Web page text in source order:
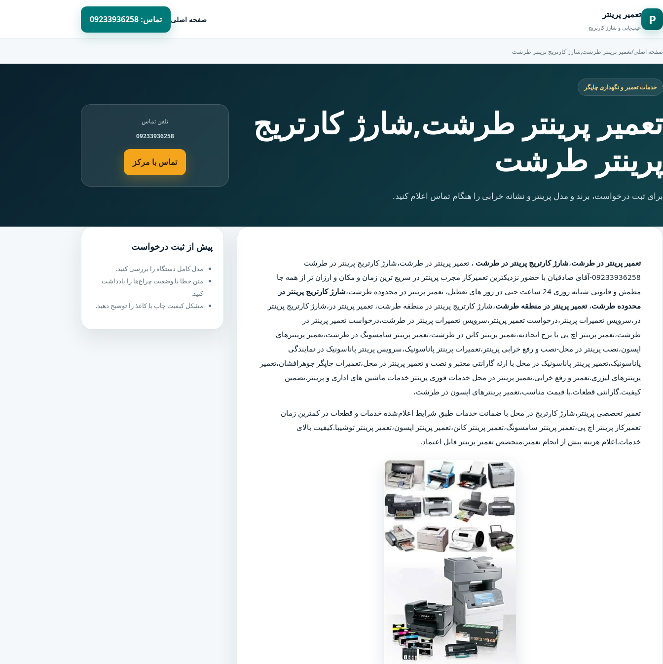
P تعمیر پرینتر
عیب‌یابی و شارژ کارتریج
صفحه اصلی تماس: 09233936258
صفحه اصلی/تعمیر پرینتر طرشت,شارژ کارتریج پرینتر طرشت
خدمات تعمیر و نگهداری چاپگر
تعمیر پرینتر طرشت,شارژ کارتریج
پرینتر طرشت
برای ثبت درخواست، برند و مدل پرینتر و نشانه خرابی را هنگام تماس اعلام کنید.
تلفن تماس
09233936258
تماس با مرکز
تعمیر پرینتر در طرشت،شارژ کارتریج پرینتر در طرشت ، تعمیر پرینتر در طرشت،شارژ کارتریج پرینتر در طرشت
09233936258-آقای صادقیان با حضور نزدیکترین تعمیرکار مجرب پرینتر در سریع ترین زمان و مکان و ارزان تر از همه جا
مطمئن و قانونی شبانه روزی 24 ساعت حتی در روز های تعطیل، تعمیر پرینتر در محدوده طرشت،
شارژ کارتریج پرینتر در
محدوده طرشت، تعمیر پرینتر در منطقه طرشت،شارژ کارتریج پرینتر در منطقه طرشت، تعمیر پرینتر در،شارژ کارتریج پرینتر
در،سرویس تعمیرات پرینتر،درخواست تعمیر پرینتر،سرویس تعمیرات پرینتر در طرشت،درخواست تعمیر پرینتر در
طرشت،تعمیر پرینتر اچ پی با نرخ اتحادیه،تعمیر پرینتر کانن در طرشت،تعمیر پرینتر سامسونگ در طرشت،تعمیر پرینترهای
اپسون،نصب پرینتر در محل-نصب و رفع خرابی پرینتر،تعمیرات پرینتر پاناسونیک،سرویس پرینتر پاناسونیک در نمایندگی
پاناسونیک،تعمیر پرینتر پاناسونیک در محل با ارئه گارانتی معتبر و نصب و تعمیر پرینتر در محل،تعمیرات چاپگر جوهرافشان،تعمیر
پرینترهای لیزری.تعمیر و رفع خرابی.تعمیر پرینتر در محل خدمات فوری پرینتر خدمات ماشین های اداری و پرینتر.تضمین
کیفیت.گارانتی قطعات.با قیمت مناسب،تعمیر پرینترهای اپسون در طرشت،
تعمیر تخصصی پرینتر،شارژ کارتریج در محل با ضمانت خدمات طبق شرایط اعلام‌شده خدمات و قطعات در کمترین زمان
تعمیرکار پرینتر اچ پی،تعمیر پرینتر سامسونگ،تعمیر پرینتر کانن،تعمیر پرینتر اپسون،تعمیر پرینتر توشیبا.کیفیت بالای
خدمات.اعلام هزینه پیش از انجام تعمیر.متحصص تعمیر پرینتر قابل اعتماد.
پیش از ثبت درخواست
مدل کامل دستگاه را بررسی کنید.
متن خطا یا وضعیت چراغ‌ها را یادداشت
کنید.
مشکل کیفیت چاپ یا کاغذ را توضیح دهید.